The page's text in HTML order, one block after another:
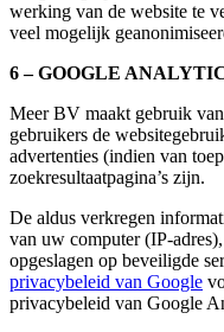
werking van de website te
veel mogelijk
6 – GOOGLE
Meer BV maakt gebruik
gebruikers de
advertenties (indien van
zoekresultaatpagina’s zijn.
De aldus verkregen
van uw computer (IP-
opgeslagen op beveiligde
privacybeleid van Google
privacybeleid van Google